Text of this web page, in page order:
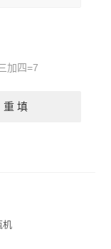
加四=7
机